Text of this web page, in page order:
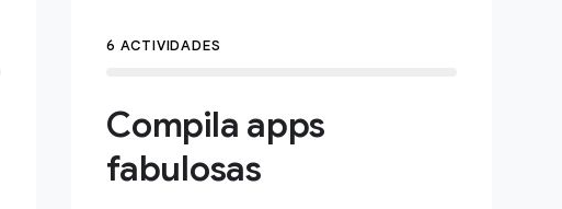
6 ACTIVIDADES
Compila apps
fabulosas